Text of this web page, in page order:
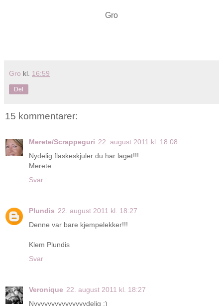
Gro
Gro kl. 16:59
Del
15 kommentarer:
Merete/Scrappeguri 22. august 2011 kl. 18:08
Nydelig flaskeskjuler du har laget!!!
Merete
Svar
Plundis 22. august 2011 kl. 18:27
Denne var bare kjempelekker!!!
Klem Plundis
Svar
Veronique 22. august 2011 kl. 18:27
Nyyyyyyyyyyyyyyydelig :)